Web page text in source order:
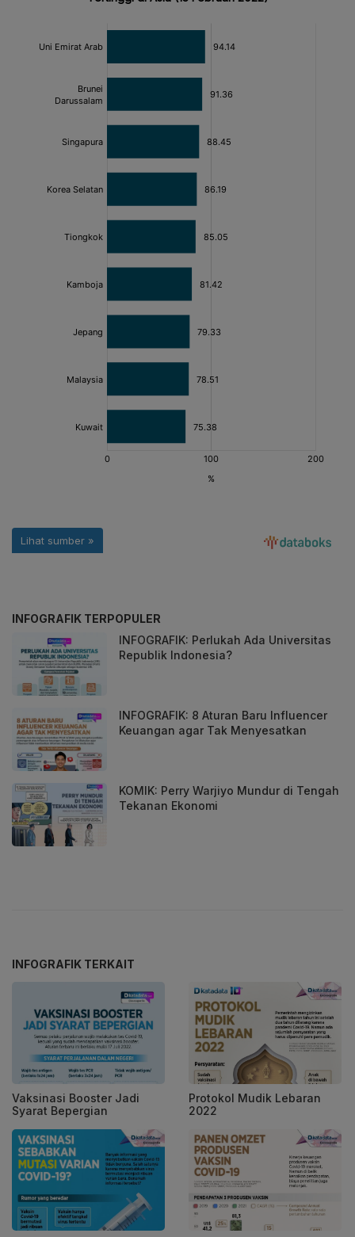
INFOGRAFIK TERPOPULER
INFOGRAFIK: Perlukah Ada Universitas
Republik Indonesia?
INFOGRAFIK: 8 Aturan Baru Influencer
Keuangan agar Tak Menyesatkan
KOMIK: Perry Warjiyo Mundur di Tengah
Tekanan Ekonomi
INFOGRAFIK TERKAIT
Vaksinasi Booster Jadi
Syarat Bepergian
Protokol Mudik Lebaran
2022